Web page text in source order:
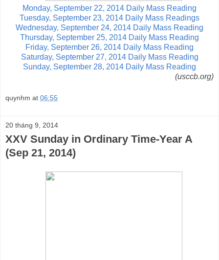
Monday, September 22, 2014 Daily Mass Reading
Tuesday, September 23, 2014 Daily Mass Readings
Wednesday, September 24, 2014 Daily Mass Reading
Thursday, September 25, 2014 Daily Mass Reading
Friday, September 26, 2014 Daily Mass Reading
Saturday, September 27, 2014 Daily Mass Reading
Sunday, September 28, 2014 Daily Mass Reading
(usccb.org)
quynhm at 06:55
20 tháng 9, 2014
XXV Sunday in Ordinary Time-Year A
(Sep 21, 2014)